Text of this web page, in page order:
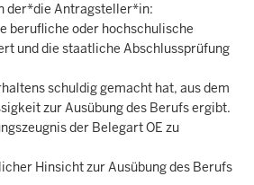
der*die Antragsteller*in:
berufliche oder hochschulische
und die staatliche Abschlussprüfung
schuldig gemacht hat, aus dem
zur Ausübung des Berufs ergibt.
der Belegart OE zu
Hinsicht zur Ausübung des Berufs